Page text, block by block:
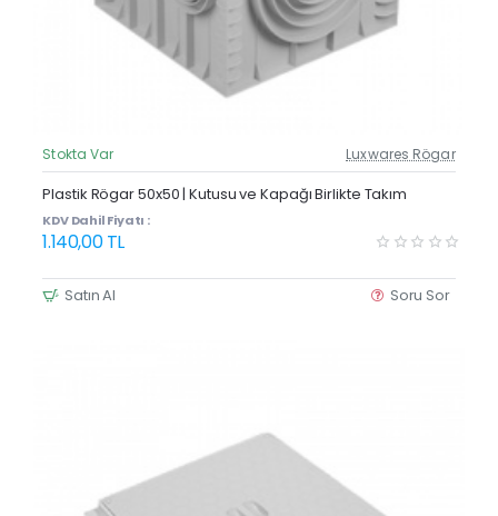
Güncel Fiyat
Stokta Var Luxwares Rögar
Plastik Rögar 50x50 | Kutusu ve Kapağı Birlikte Takım
KDV Dahil Fiyatı :
1.140,00 TL
Satın Al Soru Sor